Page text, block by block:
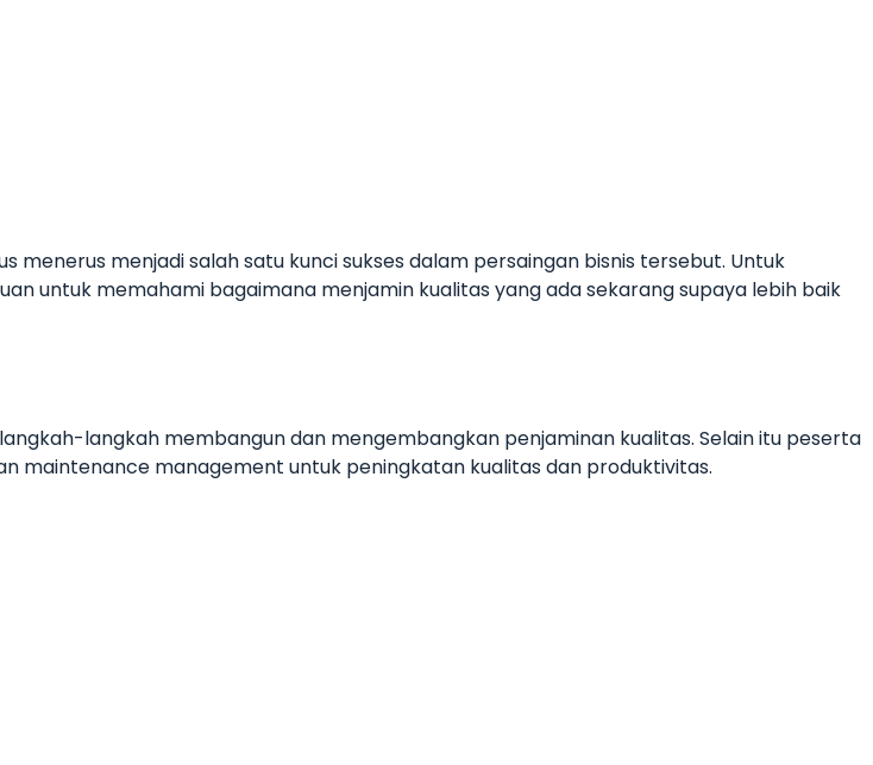
menjadi salah satu kunci sukses dalam persaingan bisnis tersebut. Untuk
untuk memahami bagaimana menjamin kualitas yang ada sekarang supaya lebih baik
langkah membangun dan mengembangkan penjaminan kualitas. Selain itu peserta
maintenance management untuk peningkatan kualitas dan produktivitas.